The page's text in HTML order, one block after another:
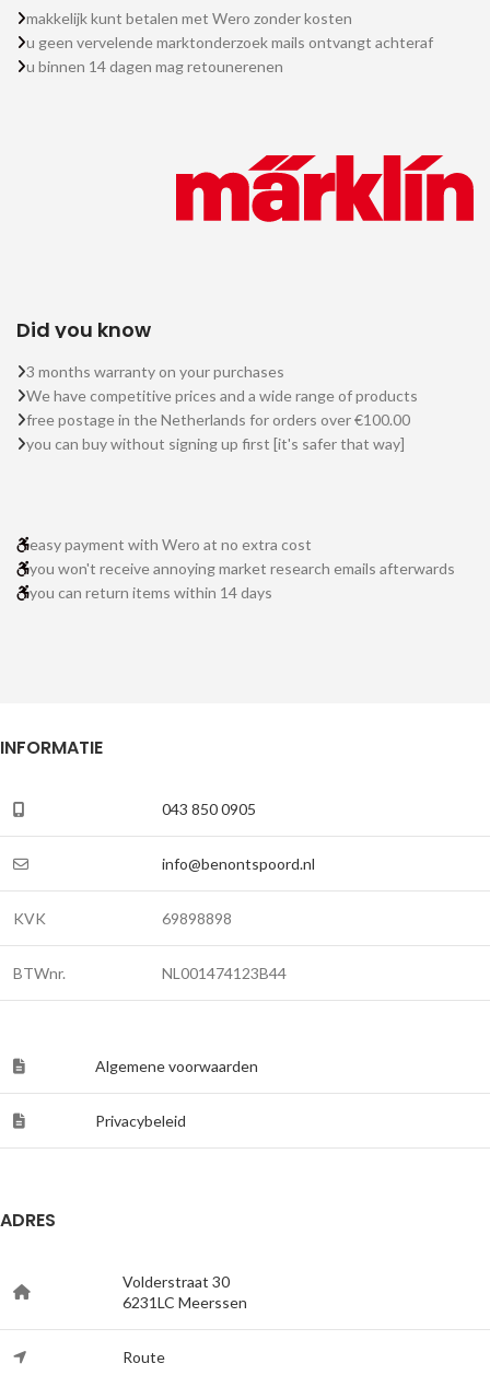
makkelijk kunt betalen met Wero zonder kosten
u geen vervelende marktonderzoek mails ontvangt achteraf
u binnen 14 dagen mag retounerenen
Did you know
3 months warranty on your purchases
We have competitive prices and a wide range of products
free postage in the Netherlands for orders over €100.00
you can buy without signing up first [it's safer that way]
easy payment with Wero at no extra cost
you won't receive annoying market research emails afterwards
you can return items within 14 days
INFORMATIE
043 850 0905
info@benontspoord.nl
KVK 69898898
BTWnr. NL001474123B44
Algemene voorwaarden
Privacybeleid
ADRES
Volderstraat 30
6231LC Meerssen
Route